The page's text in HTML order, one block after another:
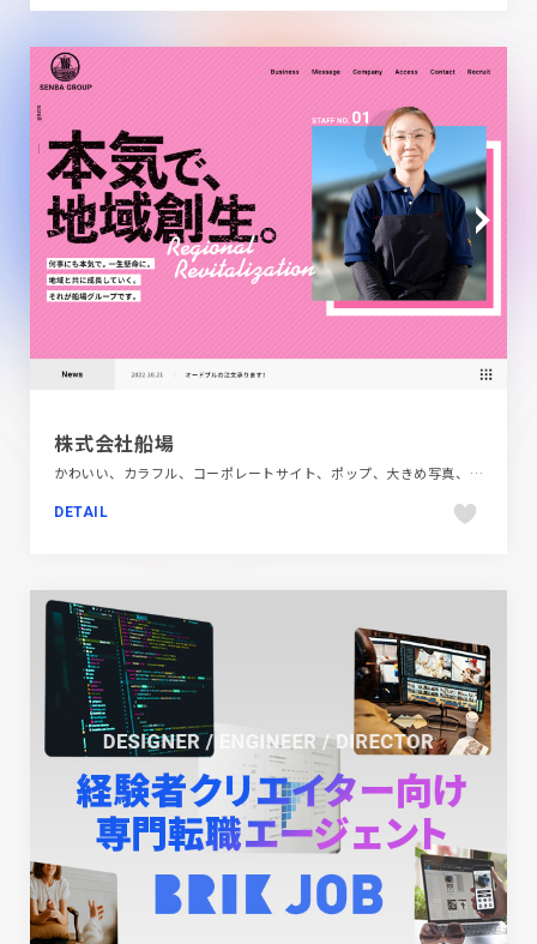
株式会社船場
かわいい、カラフル、コーポレートサイト、ポップ、大きめ写真、第一次産業・SDGs・地方創生、自動車・乗り物・交通
DETAIL